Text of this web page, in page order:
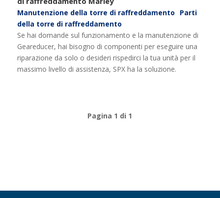
Manutenzione della torre di raffreddamento
Parti
della torre di raffreddamento
Se hai domande sul funzionamento e la manutenzione di
Geareducer, hai bisogno di componenti per eseguire una
riparazione da solo o desideri rispedirci la tua unità per il
massimo livello di assistenza, SPX ha la soluzione.
Pagina 1 di 1